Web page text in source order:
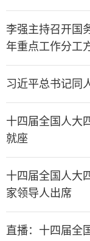
李强主持召开国
年重点工作分工
习近平总书记同
十四届全国人大
就座
十四届全国人大
家领导人出席
直播：十四届全